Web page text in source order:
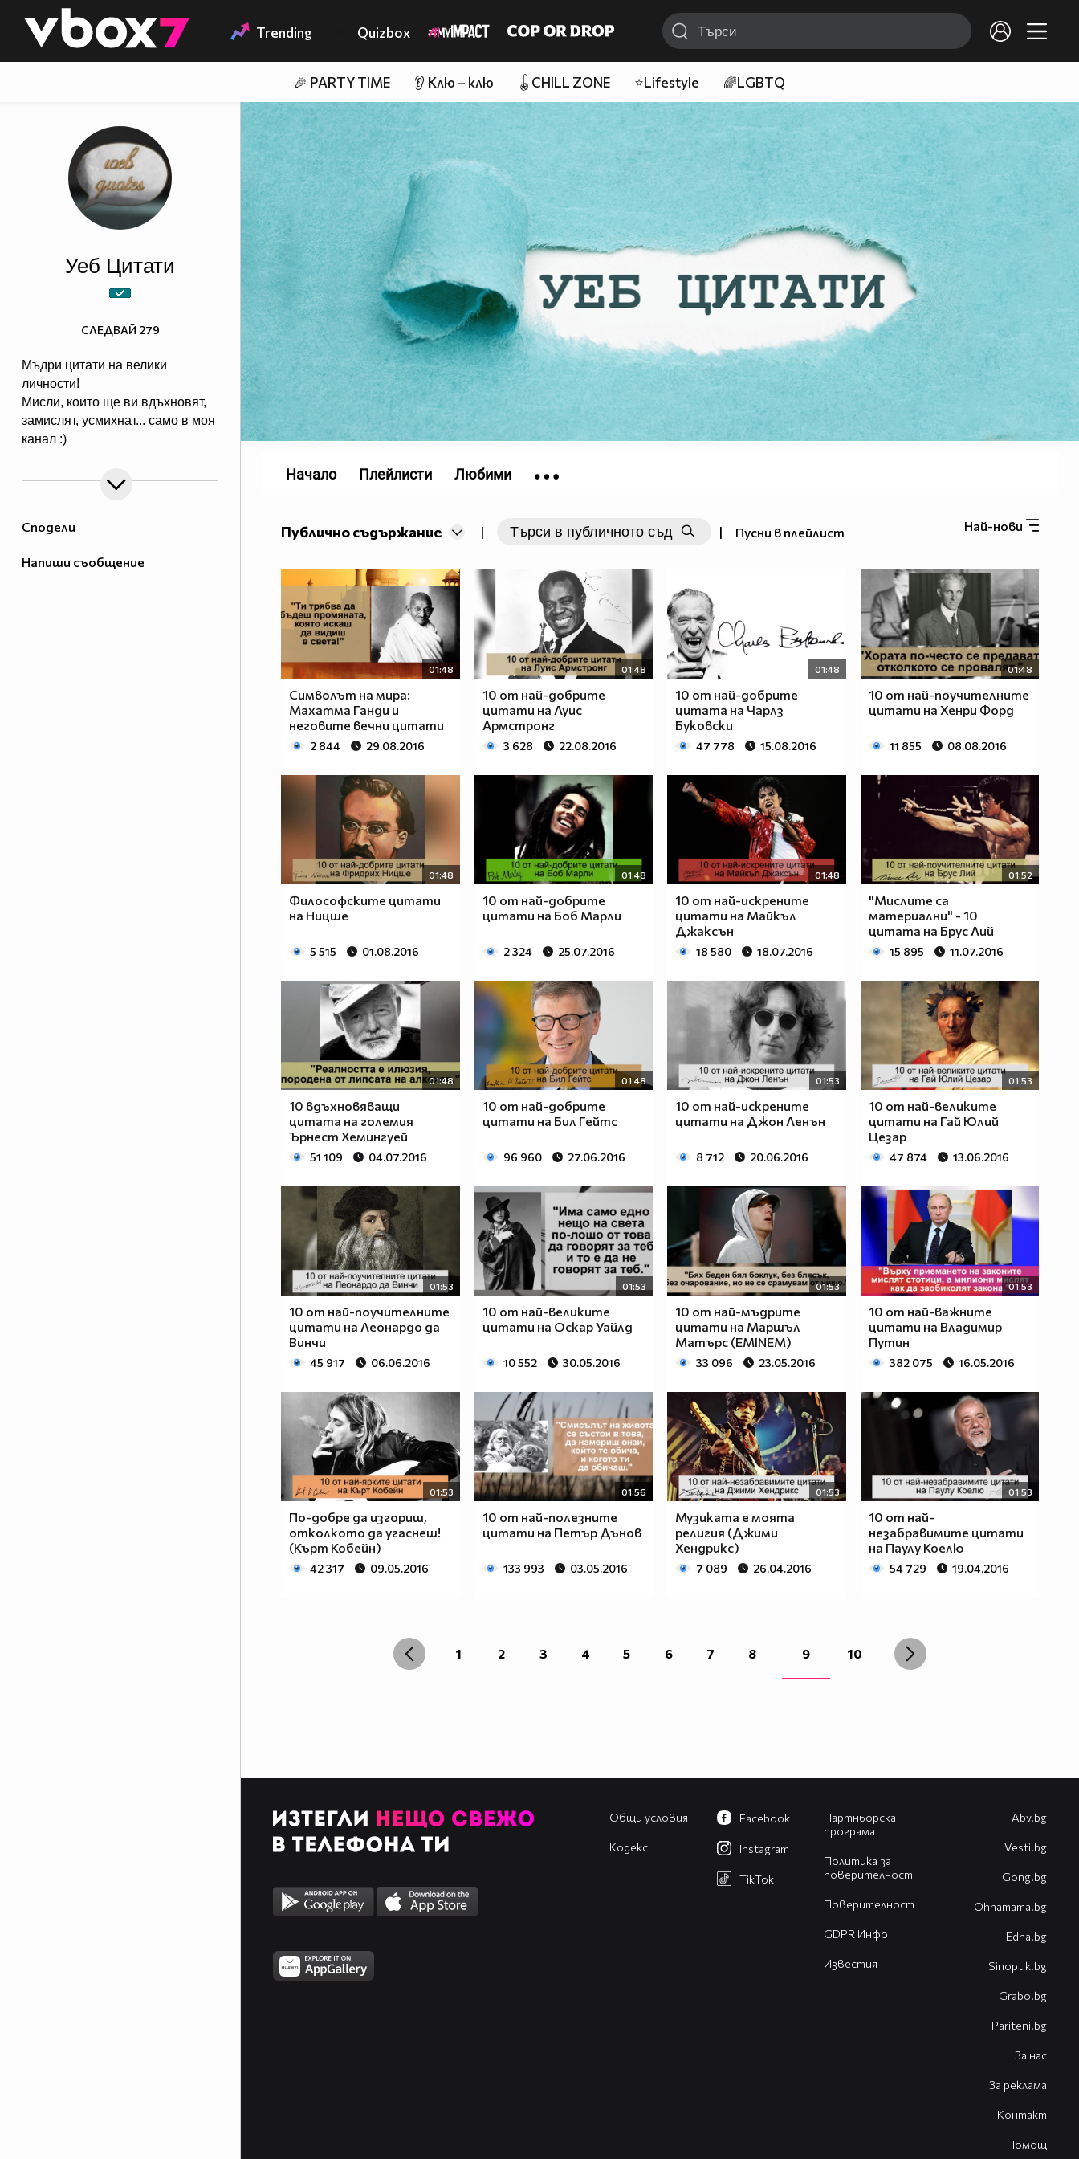
👾 Trending Quizbox
🎉 PARTY TIME 👂 Клю – клю 🪀CHILL ZONE ⭐Lifestyle 🌈LGBTQ
Сподели
Напиши съобщение
Уеб Цитати
Мъдри цитати на велики
личности!
Мисли, които ще ви вдъхновят,
замислят, усмихнат... само в моя
канал :)
СЛЕДВАЙ 279
Най-нови
Публично съдържание | | Пусни в плейлист
01:48
Символът на мира:
Махатма Ганди и
неговите вечни цитати
2 844 29.08.2016
01:48
10 от най-добрите
цитати на Луис
Армстронг
3 628 22.08.2016
01:48
10 от най-добрите
цитата на Чарлз
Буковски
47 778 15.08.2016
01:48
10 от най-поучителните
цитати на Хенри Форд
11 855 08.08.2016
01:48
Философските цитати
на Ницше
5 515 01.08.2016
01:48
10 от най-добрите
цитати на Боб Марли
2 324 25.07.2016
01:48
10 от най-искрените
цитати на Майкъл
Джаксън
18 580 18.07.2016
01:52
"Мислите са
материални" - 10
цитата на Брус Лий
15 895 11.07.2016
01:48
10 вдъхновяващи
цитата на големия
Ърнест Хемингуей
51 109 04.07.2016
01:48
10 от най-добрите
цитати на Бил Гейтс
96 960 27.06.2016
01:53
10 от най-искрените
цитати на Джон Ленън
8 712 20.06.2016
01:53
10 от най-великите
цитати на Гай Юлий
Цезар
47 874 13.06.2016
01:53
10 от най-поучителните
цитати на Леонардо да
Винчи
45 917 06.06.2016
01:53
10 от най-великите
цитати на Оскар Уайлд
10 552 30.05.2016
01:53
10 от най-мъдрите
цитати на Маршъл
Матърс (EMINEM)
33 096 23.05.2016
01:53
10 от най-важните
цитати на Владимир
Путин
382 075 16.05.2016
01:53
По-добре да изгориш,
отколкото да угаснеш!
(Кърт Кобейн)
42 317 09.05.2016
01:56
10 от най-полезните
цитати на Петър Дънов
133 993 03.05.2016
01:53
Музиката е моята
религия (Джими
Хендрикс)
7 089 26.04.2016
01:53
10 от най-
незабравимите цитати
на Паулу Коелю
54 729 19.04.2016
1 2 3 4 5 6 7 8 9 10
Начало Плейлисти Любими
Общи условия
Кодекс
Партньорска
програма
Политика за
поверителност
Поверителност
GDPR Инфо
Известия
Facebook
Instagram
TikTok
Abv.bg
Vesti.bg
Gong.bg
Оhnamama.bg
Edna.bg
Sinoptik.bg
Grabo.bg
Pariteni.bg
За нас
За реклама
Контакт
Помощ